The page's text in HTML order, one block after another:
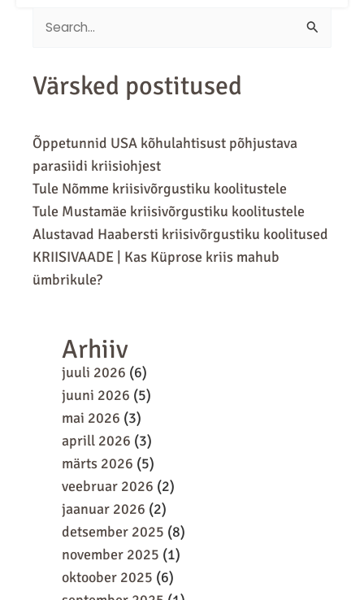
Search
Värsked postitused
Õppetunnid USA kõhulahtisust põhjustava
parasiidi kriisiohjest
Tule Nõmme kriisivõrgustiku koolitustele
Tule Mustamäe kriisivõrgustiku koolitustele
Alustavad Haabersti kriisivõrgustiku koolitused
KRIISIVAADE | Kas Küprose kriis mahub
ümbrikule?
Arhiiv
juuli 2026 (6)
juuni 2026 (5)
mai 2026 (3)
aprill 2026 (3)
märts 2026 (5)
veebruar 2026 (2)
jaanuar 2026 (2)
detsember 2025 (8)
november 2025 (1)
oktoober 2025 (6)